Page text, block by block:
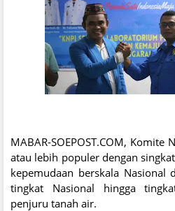
MABAR-SOEPOST.COM, Komite
atau lebih populer dengan
kepemudaan berskala Nasional
tingkat Nasional hingga
penjuru tanah air.